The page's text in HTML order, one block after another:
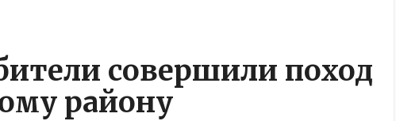
совершили поход
району